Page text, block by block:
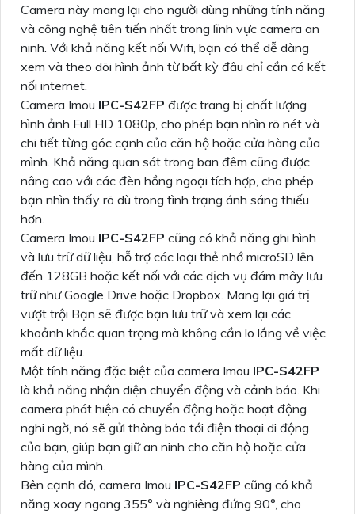
Camera này mang lại cho người dùng những tính năng
và công nghệ tiên tiến nhất trong lĩnh vực camera an
ninh. Với khả năng kết nối Wifi, bạn có thể dễ dàng
xem và theo dõi hình ảnh từ bất kỳ đâu chỉ cần có kết
nối internet.
Camera Imou IPC-S42FP được trang bị chất lượng
hình ảnh Full HD 1080p, cho phép bạn nhìn rõ nét và
chi tiết từng góc cạnh của căn hộ hoặc cửa hàng của
mình. Khả năng quan sát trong ban đêm cũng được
nâng cao với các đèn hồng ngoại tích hợp, cho phép
bạn nhìn thấy rõ dù trong tình trạng ánh sáng thiếu
hơn.
Camera Imou IPC-S42FP cũng có khả năng ghi hình
và lưu trữ dữ liệu, hỗ trợ các loại thẻ nhớ microSD lên
đến 128GB hoặc kết nối với các dịch vụ đám mây lưu
trữ như Google Drive hoặc Dropbox. Mang lại giá trị
vượt trội Bạn sẽ được bạn lưu trữ và xem lại các
khoảnh khắc quan trọng mà không cần lo lắng về việc
mất dữ liệu.
Một tính năng đặc biệt của camera Imou IPC-S42FP
là khả năng nhận diện chuyển động và cảnh báo. Khi
camera phát hiện có chuyển động hoặc hoạt động
nghi ngờ, nó sẽ gửi thông báo tới điện thoại di động
của bạn, giúp bạn giữ an ninh cho căn hộ hoặc cửa
hàng của mình.
Bên cạnh đó, camera Imou IPC-S42FP cũng có khả
năng xoay ngang 355° và nghiêng đứng 90°, cho